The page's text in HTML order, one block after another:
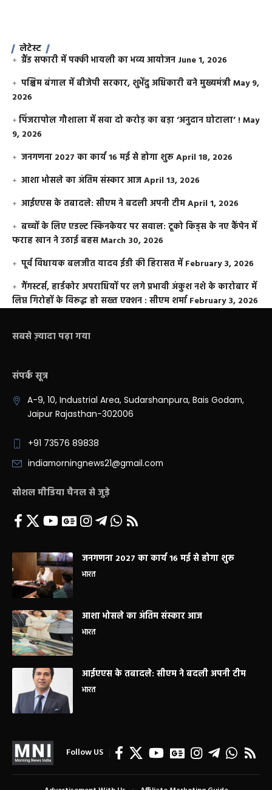
लेटेस्ट
ग्रैंड सफारी में पक्की भायली का भव्य आयोजन June 1, 2026
पश्चिम बंगाल में बीजेपी सरकार, शुभेंदु अधिकारी बने मुख्यमंत्रीMay 9,
2026
​पिंजरापोल गौशाला में सवा दो करोड़ का बड़ा ‘अनुदान घोटाला’ !May
9, 2026
जनगणना 2027 का कार्य 16 मई से होगा शुरूApril 18, 2026
आशा भोसले का अंतिम संस्कार आजApril 13, 2026
आईएएस के तबादले: सीएम ने बदली अपनी टीमApril 1, 2026
बच्चों के लिए एडल्ट स्किनकेयर पर सवाल: टूको किड्स के नए कैंपेन में
फराह खान ने उठाई बहसMarch 30, 2026
पूर्व विधायक बलजीत यादव ईडी की हिरासत में February 3, 2026
गैंगस्टर्स, हार्डकोर अपराधियों पर लगे प्रभावी अंकुश नशे के कारोबार में
लिप्त गिरोहों के विरूद्ध हो सख्त एक्शन : सीएम शर्मा February 3, 2026
सबसे ज़्यादा पढ़ा गया
संपर्क सूत्र
A-9, 10, Industrial Area, Sudarshanpura, Bais Godam,
Jaipur Rajasthan-302006
+91 73576 89838
indiamorningnews21@gmail.com
सोशल मीडिया चैनल से जुड़े
जनगणना 2027 का कार्य 16 मई से होगा शुरू
भारत
आशा भोसले का अंतिम संस्कार आज
भारत
आईएएस के तबादले: सीएम ने बदली अपनी टीम
भारत
Follow US